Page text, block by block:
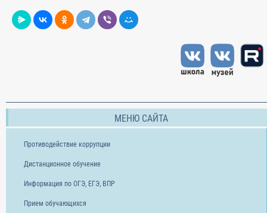
МЕНЮ САЙТА
Противодействие коррупции
Дистанционное обучение
Информация по ОГЭ, ЕГЭ, ВПР
Прием обучающихся